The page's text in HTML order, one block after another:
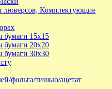
люверсов, Комплектующие
бумаги 15х15
бумаги 20х20
бумаги 30х30
фольга/тишью/ацетат